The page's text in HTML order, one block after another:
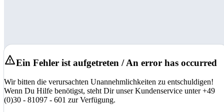
Ein Fehler ist aufgetreten / An error has occurred
Wir bitten die verursachten Unannehmlichkeiten zu entschuldigen!
Wenn Du Hilfe benötigst, steht Dir unser Kundenservice unter +49
(0)30 - 81097 - 601 zur Verfügung.